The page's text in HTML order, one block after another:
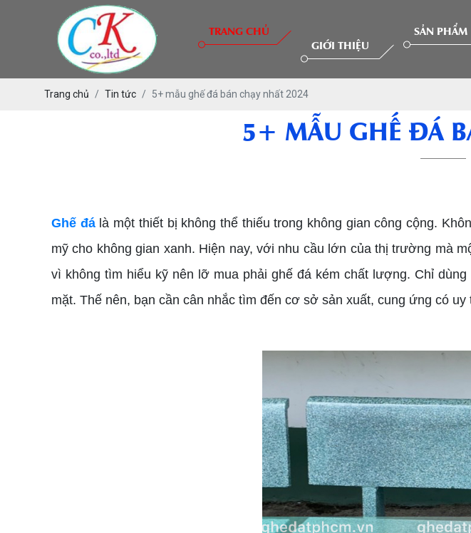
TRANG CHỦ
GIỚI THIỆU
SẢN PHẨM
Trang chủ Tin tức 5+ mẫu ghế đá bán chạy nhất 2024
5+ MẪU GHẾ ĐÁ
Ghế đálà một thiết bị không thể thiếu trong không gian công cộng.
mỹ cho không gian xanh. Hiện nay, với nhu cầu lớn của thị trường mà
vì không tìm hiểu kỹ nên lỡ mua phải ghế đá kém chất lượng. Chỉ
mặt. Thế nên, bạn cần cân nhắc tìm đến cơ sở sản xuất, cung ứng có uy